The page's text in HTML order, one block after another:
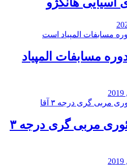
آسیایی هانگژو
مسابفات المپیاد
کلاس تئوری مربی گری درجه ۳